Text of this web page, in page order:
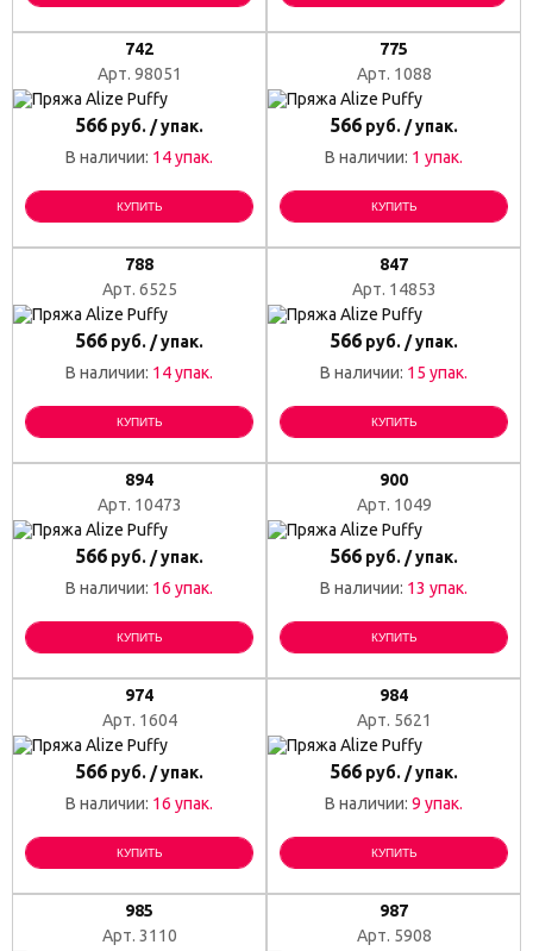
742
Арт. 98051
566 руб. / упак.
В наличии: 14 упак.
КУПИТЬ
775
Арт. 1088
566 руб. / упак.
В наличии: 1 упак.
КУПИТЬ
788
Арт. 6525
566 руб. / упак.
В наличии: 14 упак.
КУПИТЬ
847
Арт. 14853
566 руб. / упак.
В наличии: 15 упак.
КУПИТЬ
894
Арт. 10473
566 руб. / упак.
В наличии: 16 упак.
КУПИТЬ
900
Арт. 1049
566 руб. / упак.
В наличии: 13 упак.
КУПИТЬ
974
Арт. 1604
566 руб. / упак.
В наличии: 16 упак.
КУПИТЬ
984
Арт. 5621
566 руб. / упак.
В наличии: 9 упак.
КУПИТЬ
985
Арт. 3110
987
Арт. 5908